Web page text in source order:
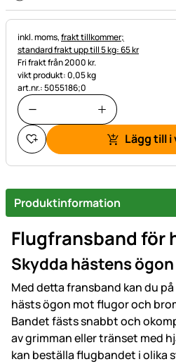
Skatteinformation:
inkl. moms,frakt tillkommer;
standard frakt upp till 5 kg: 65 kr
Fri frakt från 2000 kr.
vikt produkt: 0,05 kg
art.nr.: 5055186;0
Lägg till
Produktinformation
Flugfransband för
Skydda hästens
Med detta fransband kan du
hästs ögon mot flugor och
Bandet fästs snabbt och
av grimman eller tränset med
kan beställa flugbandet i olika